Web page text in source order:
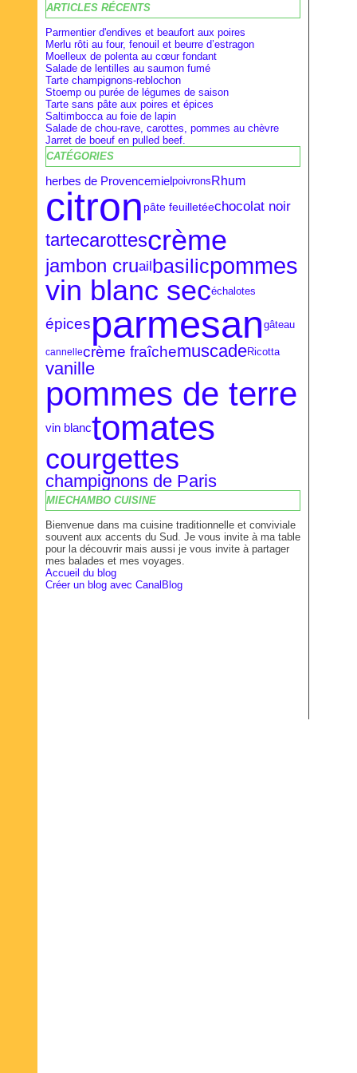
Février(9)
Janvier(8)
Février(16)
Janvier(18)
Avril(28)
Mars(27)
ARTICLES RÉCENTS
Parmentier d'endives et beaufort aux poires
Merlu rôti au four, fenouil et beurre d’estragon
Moelleux de polenta au cœur fondant
Salade de lentilles au saumon fumé
Tarte champignons-reblochon
Stoemp ou purée de légumes de saison
Tarte sans pâte aux poires et épices
Saltimbocca au foie de lapin
Salade de chou-rave, carottes, pommes au chèvre
Jarret de boeuf en pulled beef.
CATÉGORIES
herbes de Provencemielpoivrons Rhum
citron pâte feuilletéechocolat noir
tartecarottescrème
jambon cruailbasilicpommes
vin blanc secéchalotes
épicesparmesan gâteau
cannellecrème fraîchemuscadeRicotta
vanille
pommes de terre
vin blanctomates
courgettes
champignons de Paris
MIECHAMBO CUISINE
Bienvenue dans ma cuisine traditionnelle et conviviale
souvent aux accents du Sud. Je vous invite à ma table
pour la découvrir mais aussi je vous invite à partager
mes balades et mes voyages.
Accueil du blog
Créer un blog avec CanalBlog